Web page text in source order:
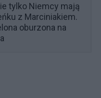
tylko Niemcy mają
z Marciniakiem.
oburzona na